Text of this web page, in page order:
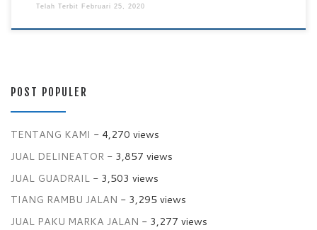
Telah Terbit
Februari 25, 2020
POST POPULER
TENTANG KAMI - 4,270 views
JUAL DELINEATOR - 3,857 views
JUAL GUADRAIL - 3,503 views
TIANG RAMBU JALAN - 3,295 views
JUAL PAKU MARKA JALAN - 3,277 views